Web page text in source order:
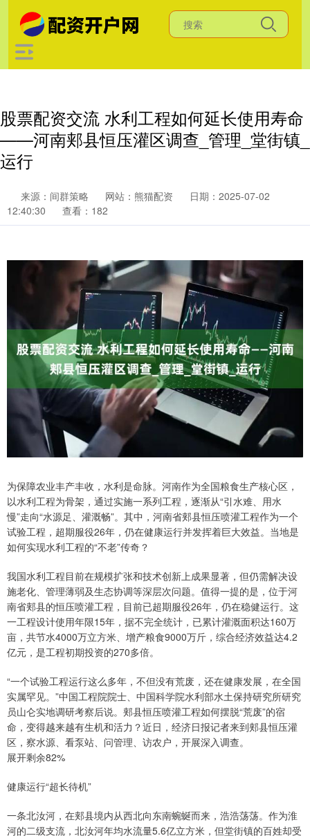
股票配资交流 水利工程如何延长使用寿命
——河南郏县恒压灌区调查_管理_堂街镇_
运行
来源：间群策略 网站：熊猫配资
日期：2025-07-02
12:40:30
查看：182
为保障农业丰产丰收，水利是命脉。河南作为全国粮食生产核心区，
以水利工程为骨架，通过实施一系列工程，逐渐从“引水难、用水
慢”走向“水源足、灌溉畅”。其中，河南省郏县恒压喷灌工程作为一个
试验工程，超期服役26年，仍在健康运行并发挥着巨大效益。当地是
如何实现水利工程的“不老”传奇？
我国水利工程目前在规模扩张和技术创新上成果显著，但仍需解决设
施老化、管理薄弱及生态协调等深层次问题。值得一提的是，位于河
南省郏县的恒压喷灌工程，目前已超期服役26年，仍在稳健运行。这
一工程设计使用年限15年，据不完全统计，已累计灌溉面积达160万
亩，共节水4000万立方米、增产粮食9000万斤，综合经济效益达4.2
亿元，是工程初期投资的270多倍。
“一个试验工程运行这么多年，不但没有荒废，还在健康发展，在全国
实属罕见。”中国工程院院士、中国科学院水利部水土保持研究所研究
员山仑实地调研考察后说。郏县恒压喷灌工程如何摆脱“荒废”的宿
命，变得越来越有生机和活力？近日，经济日报记者来到郏县恒压灌
区，察水源、看泵站、问管理、访农户，开展深入调查。
展开剩余82%
健康运行“超长待机”
一条北汝河，在郏县境内从西北向东南蜿蜒而来，浩浩荡荡。作为淮
河的二级支流，北汝河年均水流量5.6亿立方米，但堂街镇的百姓却受